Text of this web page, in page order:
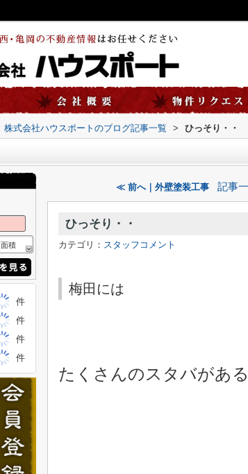
株式会社ハウスポートのブログ記事一覧 > ひっそり・・
≪ 前へ｜外壁塗装工事 記事
ひっそり・・
カテゴリ： スタッフコメント
梅田には
たくさんのスタバがあ
面積
件
件
件
件